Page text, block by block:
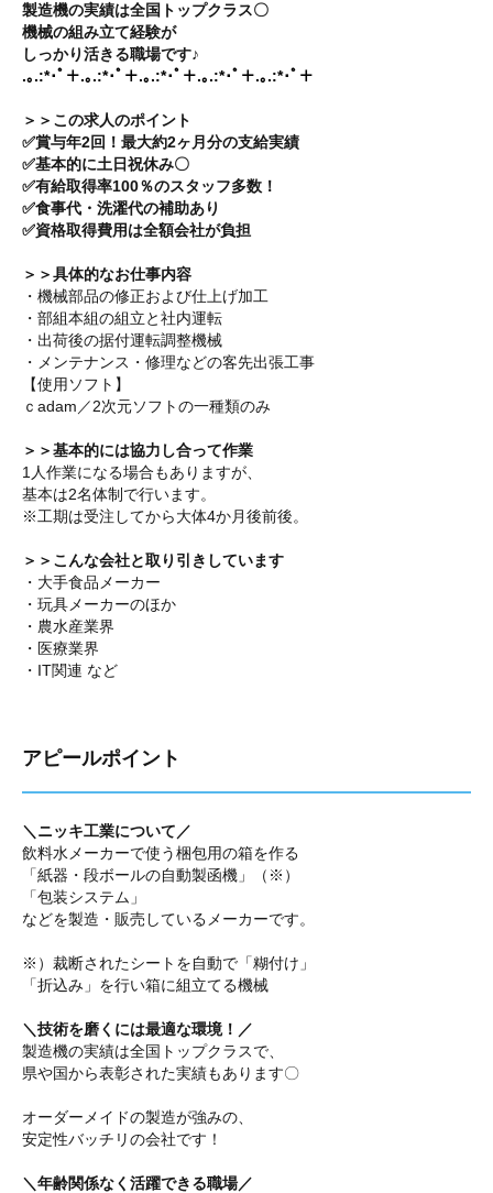
製造機の実績は全国トップクラス〇
機械の組み立て経験が
しっかり活きる職場です♪
.｡.:*･ﾟ＋.｡.:*･ﾟ＋.｡.:*･ﾟ＋.｡.:*･ﾟ＋.｡.:*･ﾟ＋
＞＞この求人のポイント
✅賞与年2回！最大約2ヶ月分の支給実績
✅基本的に土日祝休み〇
✅有給取得率100％のスタッフ多数！
✅食事代・洗濯代の補助あり
✅資格取得費用は全額会社が負担
＞＞具体的なお仕事内容
・機械部品の修正および仕上げ加工
・部組本組の組立と社内運転
・出荷後の据付運転調整機械
・メンテナンス・修理などの客先出張工事
【使用ソフト】
ｃadam／2次元ソフトの一種類のみ
＞＞基本的には協力し合って作業
1人作業になる場合もありますが、
基本は2名体制で行います。
※工期は受注してから大体4か月後前後。
＞＞こんな会社と取り引きしています
・大手食品メーカー
・玩具メーカーのほか
・農水産業界
・医療業界
・IT関連 など
アピールポイント
＼ニッキ工業について／
飲料水メーカーで使う梱包用の箱を作る
「紙器・段ボールの自動製函機」（※）
「包装システム」
などを製造・販売しているメーカーです。
※）裁断されたシートを自動で「糊付け」
「折込み」を行い箱に組立てる機械
＼技術を磨くには最適な環境！／
製造機の実績は全国トップクラスで、
県や国から表彰された実績もあります〇
オーダーメイドの製造が強みの、
安定性バッチリの会社です！
＼年齢関係なく活躍できる職場／